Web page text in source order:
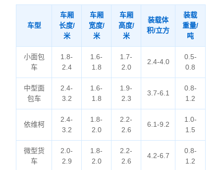
车型
车厢
长度/
米
车厢
宽度/
米
车厢
高度/
米
装载体
积/立方
装载
重量/
吨
小面包
车
1.8-
2.4
1.6-
1.8
1.7-
2.0
2.4-4.0
0.5-
0.8
中型面
包车
2.4-
3.2
1.6-
1.8
1.9-
2.3
3.7-6.1
0.8-
1.2
依维柯
2.4-
3.2
1.8-
2.0
2.2-
2.6
6.1-9.2
1.0-
1.5
微型货
车
2.0-
2.9
1.8-
2.0
2.2-
2.6
4.2-6.7
0.8-
1.2